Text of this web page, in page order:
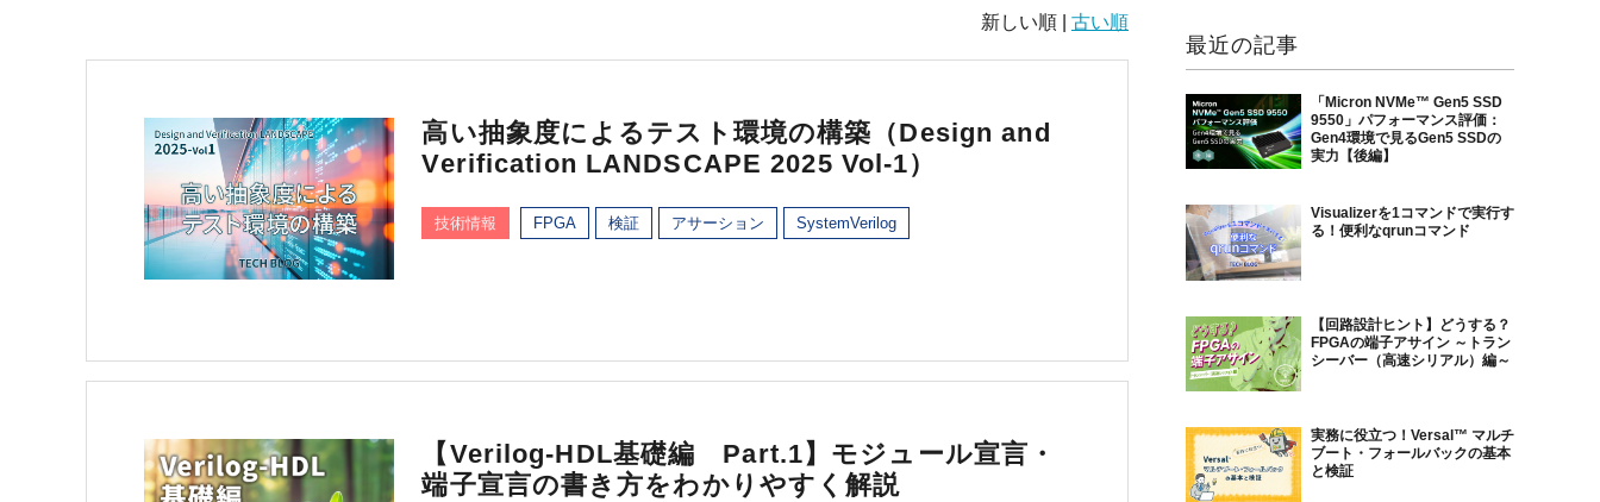
新しい順 | 古い順
高い抽象度によるテスト環境の構築（Design and
Verification LANDSCAPE 2025 Vol-1）
技術情報 FPGA 検証 アサーション SystemVerilog
【Verilog-HDL基礎編 Part.1】モジュール宣言・
端子宣言の書き方をわかりやすく解説
最近の記事
「Micron NVMe™ Gen5 SSD
9550」パフォーマンス評価：
Gen4環境で見るGen5 SSDの
実力【後編】
Visualizerを1コマンドで実行す
る！便利なqrunコマンド
【回路設計ヒント】どうする？
FPGAの端子アサイン ～トラン
シーバー（高速シリアル）編～
実務に役立つ！Versal™ マルチ
ブート・フォールバックの基本
と検証